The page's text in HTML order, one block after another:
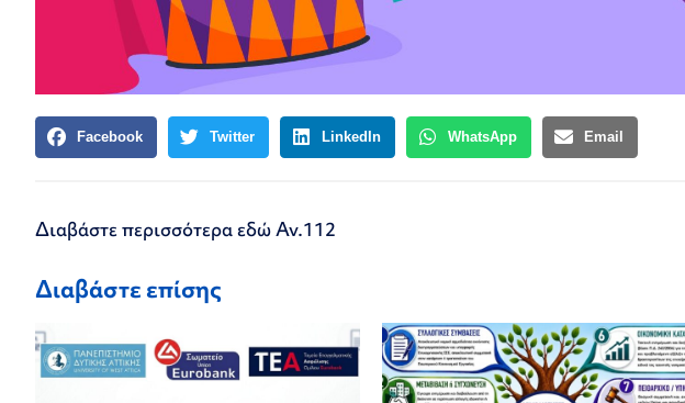
Facebook Twitter LinkedIn WhatsApp Email
Διαβάστε περισσότερα εδώΑν.112
Διαβάστε επίσης